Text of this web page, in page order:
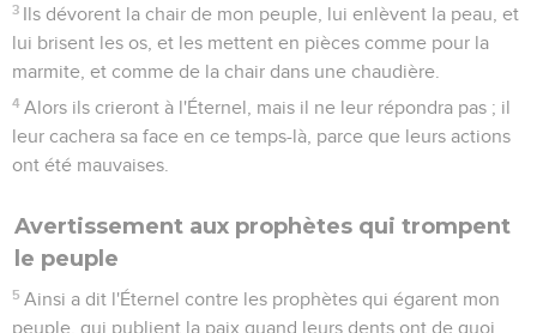
3 Ils dévorent la chair de mon peuple, lui enlèvent la peau, et
lui brisent les os, et les mettent en pièces comme pour la
marmite, et comme de la chair dans une chaudière.
4 Alors ils crieront à l'Éternel, mais il ne leur répondra pas ; il
leur cachera sa face en ce temps-là, parce que leurs actions
ont été mauvaises.
Avertissement aux prophètes qui trompent
le peuple
5 Ainsi a dit l'Éternel contre les prophètes qui égarent mon
peuple, qui publient la paix quand leurs dents ont de quoi